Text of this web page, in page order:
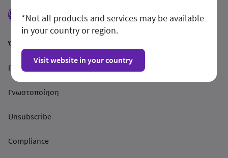
Όροι και Προϋποθέσεις
Προστασία Απορρήτου
Γνωστοποίηση
Unsubscribe
Compliance
*Not all products and services may be available
in your country or region.
Visit website in your country